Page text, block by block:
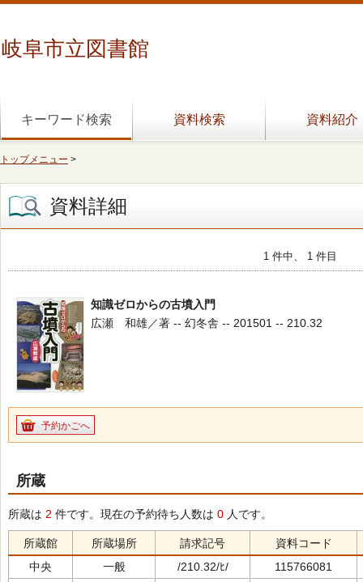
岐阜市立図書館
キーワード検索 資料検索 資料紹介
トップメニュー >
資料詳細
1 件中、 1 件目
知識ゼロからの古墳入門
広瀬 和雄／著 -- 幻冬舎 -- 201501 -- 210.32
予約かごへ
所蔵
所蔵は 2 件です。現在の予約待ち人数は 0 人です。
所蔵館 所蔵場所 請求記号
資料コード
中央
一般 /210.32/ﾋ/
115766081